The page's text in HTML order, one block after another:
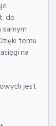
do
temu
na
jest